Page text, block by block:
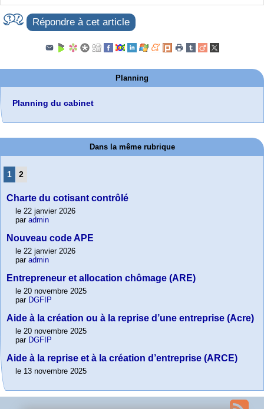
Répondre à cet article
Planning
Planning du cabinet
Dans la même rubrique
1 2
Charte du cotisant contrôlé
le 22 janvier 2026
par admin
Nouveau code APE
le 22 janvier 2026
par admin
Entrepreneur et allocation chômage (ARE)
le 20 novembre 2025
par DGFIP
Aide à la création ou à la reprise d’une entreprise (Acre)
le 20 novembre 2025
par DGFIP
Aide à la reprise et à la création d’entreprise (ARCE)
le 13 novembre 2025